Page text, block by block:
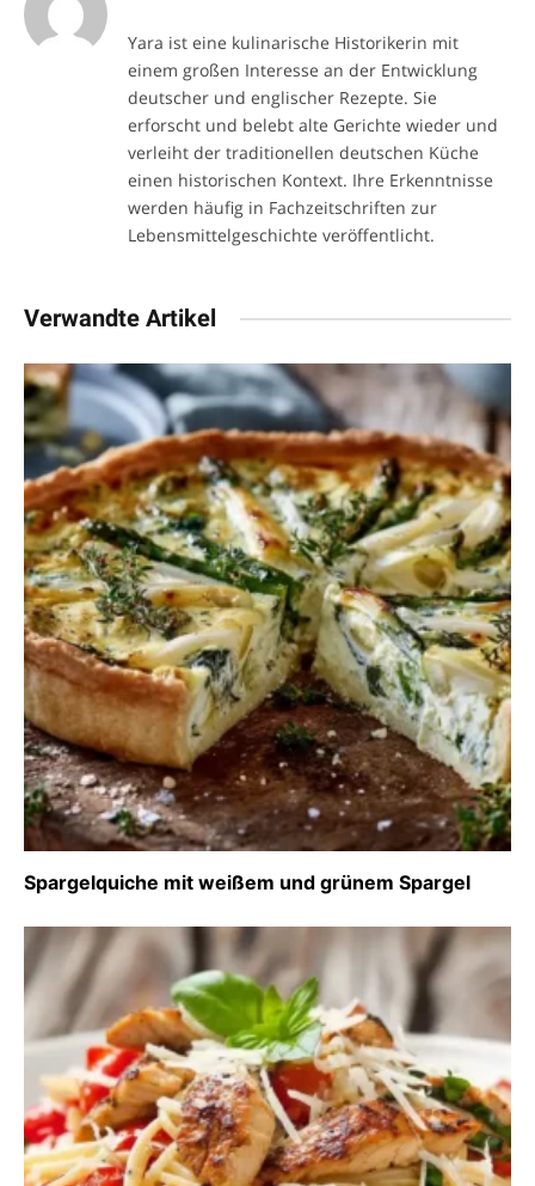
Yara ist eine kulinarische Historikerin mit
einem großen Interesse an der Entwicklung
deutscher und englischer Rezepte. Sie
erforscht und belebt alte Gerichte wieder und
verleiht der traditionellen deutschen Küche
einen historischen Kontext. Ihre Erkenntnisse
werden häufig in Fachzeitschriften zur
Lebensmittelgeschichte veröffentlicht.
Verwandte Artikel
Spargelquiche mit weißem und grünem Spargel